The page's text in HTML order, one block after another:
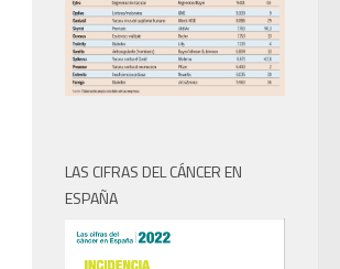
LAS CIFRAS DEL CÁNCER EN
ESPAÑA